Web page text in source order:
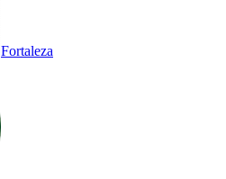
Fortaleza